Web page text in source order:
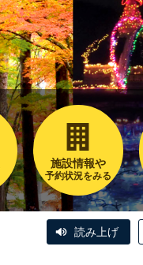
施設情報や
予約状況をみる
読み上げ